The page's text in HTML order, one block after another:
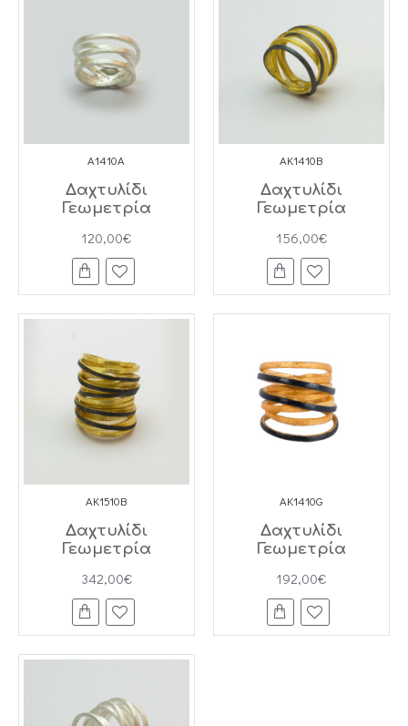
A1410A
Δαχτυλίδι
Γεωμετρία
120,00€
AK1410B
Δαχτυλίδι
Γεωμετρία
156,00€
AK1510B
Δαχτυλίδι
Γεωμετρία
342,00€
AK1410G
Δαχτυλίδι
Γεωμετρία
192,00€